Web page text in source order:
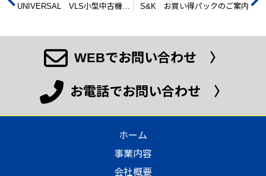
S&K お買い得パックのご案内
WEBでお問い合わせ 〉
お電話でお問い合わせ 〉
ホーム
事業内容
会社概要